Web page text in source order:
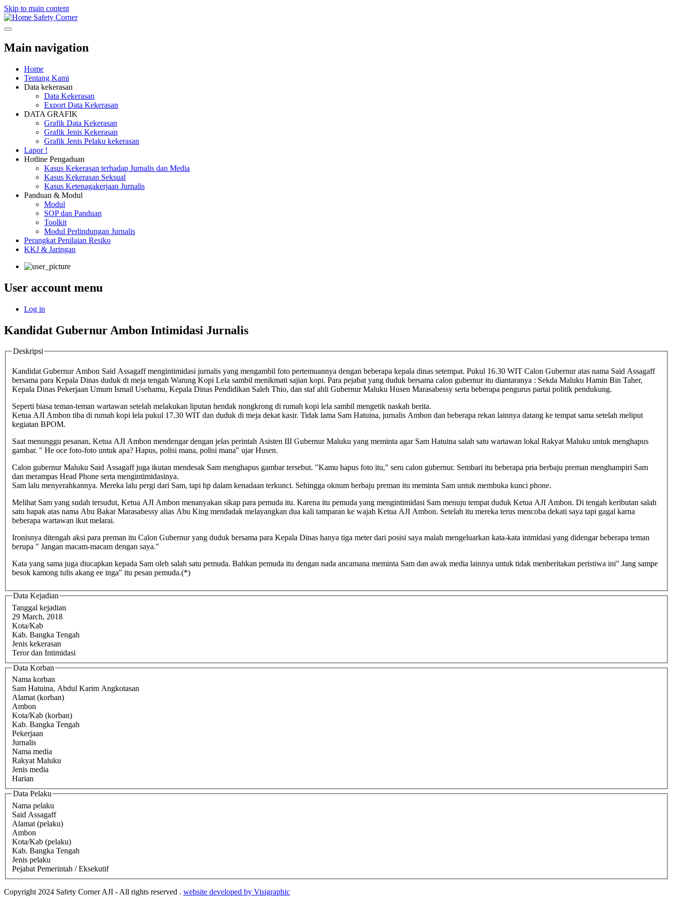
Skip to main content
Safety Corner
Main navigation
Home
Tentang Kami
Data kekerasan
Data Kekerasan
Export Data Kekerasan
DATA GRAFIK
Grafik Data Kekerasan
Grafik Jenis Kekerasan
Grafik Jenis Pelaku kekerasan
Lapor !
Hotline Pengaduan
Kasus Kekerasan terhadap Jurnalis dan Media
Kasus Kekerasan Seksual
Kasus Ketenagakerjaan Jurnalis
Panduan & Modul
Modul
SOP dan Panduan
Toolkit
Modul Perlindungan Jurnalis
Perangkat Penilaian Resiko
KKJ & Jaringan
User account menu
Log in
Kandidat Gubernur Ambon Intimidasi Jurnalis
Deskripsi
Kandidat Gubernur Ambon Said Assagaff mengintimidasi jurnalis yang mengambil foto pertemuannya dengan beberapa kepala dinas setempat. Pukul 16.30 WIT Calon Gubernur atas nama Said Assagaff
bersama para Kepala Dinas duduk di meja tengah Warung Kopi Lela sambil menikmati sajian kopi. Para pejabat yang duduk bersama calon gubernur itu diantaranya : Sekda Maluku Hamin Bin Taher,
Kepala Dinas Pekerjaan Umum Ismail Usehamu, Kepala Dinas Pendidikan Saleh Thio, dan staf ahli Gubernur Maluku Husen Marasabessy serta beberapa pengurus partai politik pendukung.
Seperti biasa teman-teman wartawan setelah melakukan liputan hendak nongkrong di rumah kopi lela sambil mengetik naskah berita.
Ketua AJI Ambon tiba di rumah kopi lela pukul 17.30 WIT dan duduk di meja dekat kasir. Tidak lama Sam Hatuina, jurnalis Ambon dan beberapa rekan lainnya datang ke tempat sama setelah meliput
kegiatan BPOM.
Saat menunggu pesanan, Ketua AJI Ambon mendengar dengan jelas perintah Asisten III Gubernur Maluku yang meminta agar Sam Hatuina salah satu wartawan lokal Rakyat Maluku untuk menghapus
gambar. " He oce foto-foto untuk apa? Hapus, polisi mana, polisi mana" ujar Husen.
Calon gubernur Maluku Said Assagaff juga ikutan mendesak Sam menghapus gambar tersebut. "Kamu hapus foto itu," seru calon gubernur. Sembari itu beberapa pria berbaju preman menghampiri Sam
dan merampas Head Phone serta mengintimidasinya.
Sam lalu menyerahkannya. Mereka lalu pergi dari Sam, tapi hp dalam kenadaan terkunci. Sehingga oknum berbaju preman itu meminta Sam untuk membuka kunci phone.
Melihat Sam yang sudah tersudut, Ketua AJI Ambon menanyakan sikap para pemuda itu. Karena itu pemuda yang mengintimidasi Sam menuju tempat duduk Ketua AJI Ambon. Di tengah keributan salah
satu bapak atas nama Abu Bakar Marasabessy alias Abu King mendadak melayangkan dua kali tamparan ke wajah Ketua AJI Ambon. Setelah itu mereka terus mencoba dekati saya tapi gagal karna
beberapa wartawan ikut melarai.
Ironisnya ditengah aksi para preman itu Calon Gubernur yang duduk bersama para Kepala Dinas hanya tiga meter dari posisi saya malah mengeluarkan kata-kata intmidasi yang didengar beberapa teman
berupa " Jangan macam-macam dengan saya."
Kata yang sama juga diucapkan kepada Sam oleh salah satu pemuda. Bahkan pemuda itu dengan nada ancamana meminta Sam dan awak media lainnya untuk tidak menberitakan peristiwa ini" Jang sampe
besok kamong tulis akang ee inga" itu pesan pemuda.(*)
Data Kejadian
Tanggal kejadian
29 March, 2018
Kota/Kab
Kab. Bangka Tengah
Jenis kekerasan
Teror dan Intimidasi
Data Korban
Nama korban
Sam Hatuina, Abdul Karim Angkotasan
Alamat (korban)
Ambon
Kota/Kab (korban)
Kab. Bangka Tengah
Pekerjaan
Jurnalis
Nama media
Rakyat Maluku
Jenis media
Harian
Data Pelaku
Nama pelaku
Said Assagaff
Alamat (pelaku)
Ambon
Kota/Kab (pelaku)
Kab. Bangka Tengah
Jenis pelaku
Pejabat Pemerintah / Eksekutif
Copyright 2024 Safety Corner AJI - All rights reserved . website developed by Visigraphic